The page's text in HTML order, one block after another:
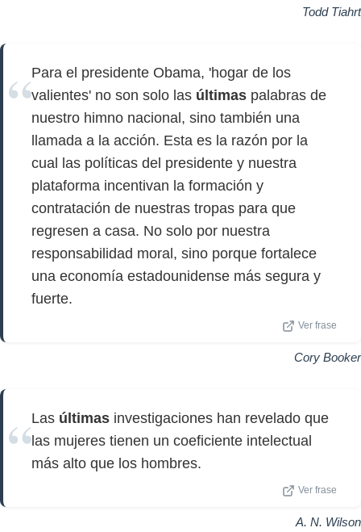
Todd Tiahrt
Para el presidente Obama, 'hogar de los
valientes' no son solo las últimas palabras de
nuestro himno nacional, sino también una
llamada a la acción. Esta es la razón por la
cual las políticas del presidente y nuestra
plataforma incentivan la formación y
contratación de nuestras tropas para que
regresen a casa. No solo por nuestra
responsabilidad moral, sino porque fortalece
una economía estadounidense más segura y
fuerte.
Ver frase
Cory Booker
Las últimas investigaciones han revelado que
las mujeres tienen un coeficiente intelectual
más alto que los hombres.
Ver frase
A. N. Wilson